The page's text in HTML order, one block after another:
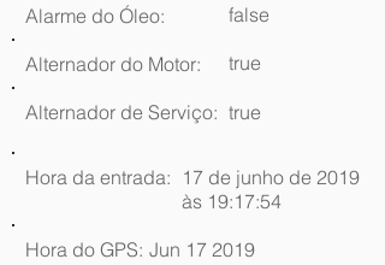
Alarme do Óleo: false
Alternador do Motor: true
Alternador de Serviço: true
Hora da entrada: 17 de junho de 2019
às 19:17:54
Hora do GPS: Jun 17 2019